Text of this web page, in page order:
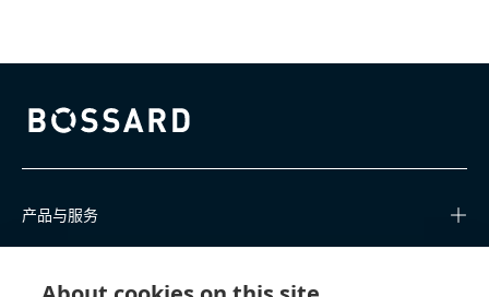
Bossard homepage
产品与服务